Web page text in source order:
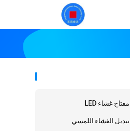
مفتاح غشاء LED
تبديل الغشاء اللمسي